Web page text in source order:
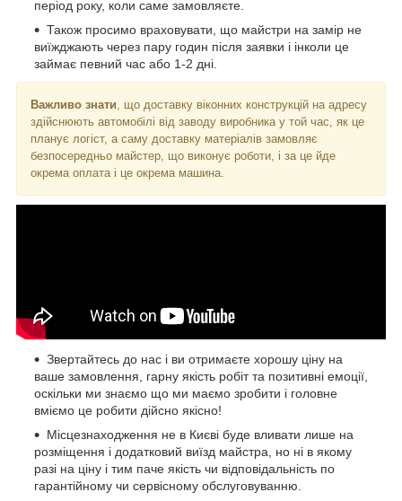
період року, коли саме замовляєте.
Також просимо враховувати, що майстри на замір не
виїжджають через пару годин після заявки і інколи це
займає певний час або 1-2 дні.
Важливо знати , що доставку віконних конструкцій на адресу
здійснюють автомобілі від заводу виробника у той час, як це
планує логіст, а саму доставку матеріалів замовляє
безпосередньо майстер, що виконує роботи, і за це йде
окрема оплата і це окрема машина.
Звертайтесь до нас і ви отримаєте хорошу ціну на
ваше замовлення, гарну якість робіт та позитивні емоції,
оскільки ми знаємо що ми маємо зробити і головне
вміємо це робити дійсно якісно!
Місцезнаходження не в Києві буде вливати лише на
розміщення і додатковий виїзд майстра, но ні в якому
разі на ціну і тим паче якість чи відповідальність по
гарантійному чи сервісному обслуговуванню.